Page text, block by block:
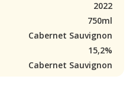
2022
750ml
Cabernet Sauvignon
15,2%
Cabernet Sauvignon